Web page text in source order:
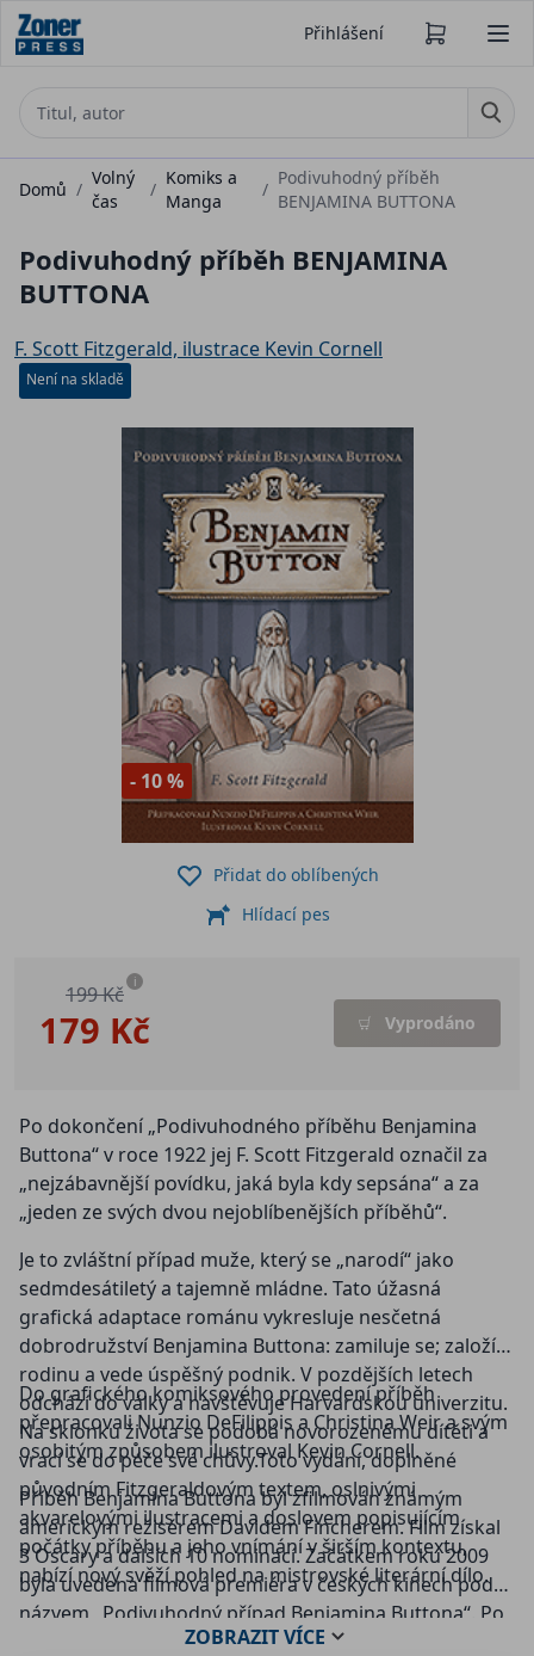
Přihlášení
Domů /
Volný
čas
/
Komiks a
Manga
/
Podivuhodný příběh
BENJAMINA BUTTONA
Podivuhodný příběh BENJAMINA
BUTTONA
F. Scott Fitzgerald, ilustrace Kevin Cornell
Není na skladě
- 10 %
179 Kč
199 Kč i
Vyprodáno
Přidat do oblíbených
Hlídací pes
Po dokončení „Podivuhodného příběhu Benjamina
Buttona“ v roce 1922 jej F. Scott Fitzgerald označil za
„nejzábavnější povídku, jaká byla kdy sepsána“ a za
„jeden ze svých dvou nejoblíbenějších příběhů“.
Je to zvláštní případ muže, který se „narodí“ jako
sedmdesátiletý a tajemně mládne. Tato úžasná
grafická adaptace románu vykresluje nesčetná
dobrodružství Benjamina Buttona: zamiluje se; založí
rodinu a vede úspěšný podnik. V pozdějších letech
odchází do války a navštěvuje Harvardskou univerzitu.
Na sklonku života se podobá novorozenému dítěti a
vrací se do péče své chůvy.Toto vydání, doplněné
původním Fitzgeraldovým textem, oslnivými
akvarelovými ilustracemi a doslovem popisujícím
počátky příběhu a jeho vnímání v širším kontextu,
nabízí nový svěží pohled na mistrovské literární dílo.
Do grafického komiksového provedení příběh
přepracovali Nunzio DeFilippis a Christina Weir a svým
osobitým způsobem ilustroval Kevin Cornell.
Příběh Benjamina Buttona byl zfilmován známým
americkým režisérem Davidem Fincherem. Film získal
3 Oscary a dalších 10 nominací. Začátkem roku 2009
byla uvedena filmová premiéra v českých kinech pod
názvem „Podivuhodný případ Benjamina Buttona“. Po
shlédnutí poutavého a současně velmi citlivě
ZOBRAZITVÍCE